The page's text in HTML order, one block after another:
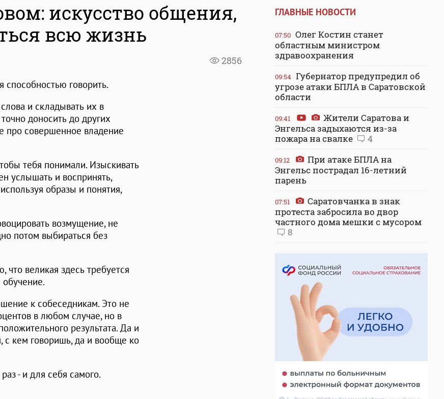
искусство общения,
всю жизнь
2856
способностью говорить.
и складывать их в
доносить до других
совершенное владение
тебя понимали. Изыскивать
услышать и воспринять,
образы и понятия,
возмущение, не
потом выбираться без
великая здесь требуется
к собеседникам. Это не
в любом случае, но в
результата. Да и
с кем говоришь, да и вообще ко
- и для себя самого.
ГЛАВНЫЕ НОВОСТИ
07:50 Олег Костин станет
областным министром
здравоохранения
09:54 Губернатор предупредил об
угрозе атаки БПЛА в Саратовской
области
09:41
Жители Саратова и
Энгельса задыхаются из-за
пожара на свалке
4
09:12
При атаке БПЛА на
Энгельс пострадал 16-летний
парень
07:51
Саратовчанка в знак
протеста забросила во двор
частного дома мешки с мусором
8